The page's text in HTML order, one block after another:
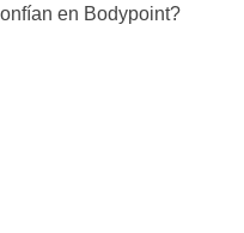
en Bodypoint?